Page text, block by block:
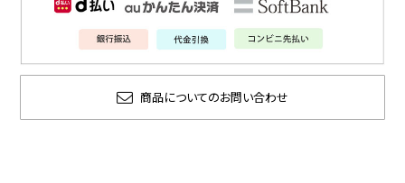
商品についてのお問い合わせ